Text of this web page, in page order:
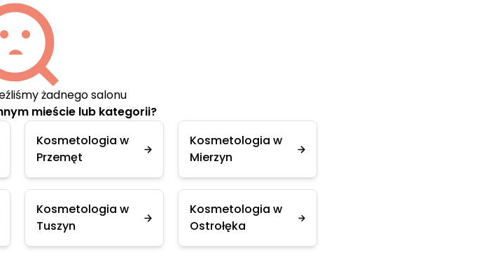
żadnego salonu
mieście lub kategorii?
Kosmetologia w
Przemęt
Kosmetologia w
Mierzyn
Kosmetologia w
Tuszyn
Kosmetologia w
Ostrołęka